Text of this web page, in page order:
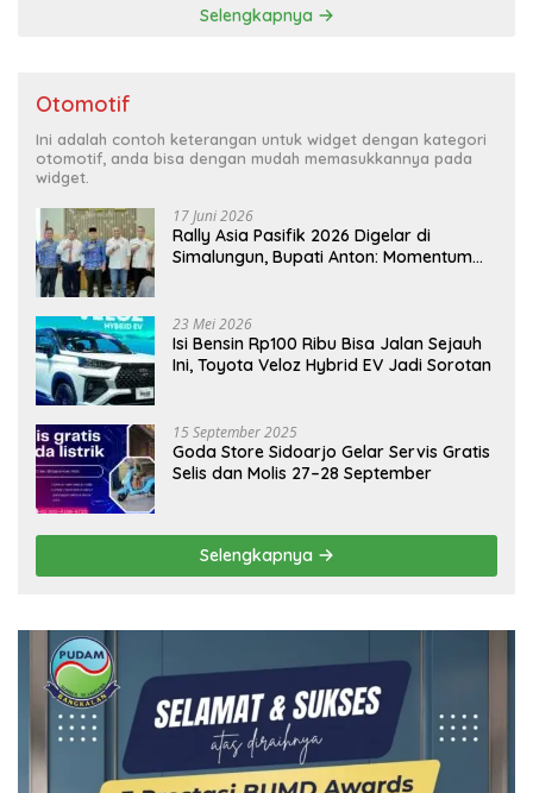
Selengkapnya
Otomotif
Ini adalah contoh keterangan untuk widget dengan kategori
otomotif, anda bisa dengan mudah memasukkannya pada
widget.
17 Juni 2026
Rally Asia Pasifik 2026 Digelar di
Simalungun, Bupati Anton: Momentum
23 Mei 2026
Isi Bensin Rp100 Ribu Bisa Jalan Sejauh
Ini, Toyota Veloz Hybrid EV Jadi Sorotan
15 September 2025
Goda Store Sidoarjo Gelar Servis Gratis
Selis dan Molis 27–28 September
Selengkapnya